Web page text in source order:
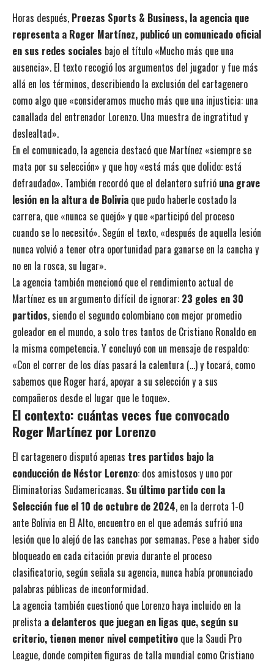
Horas después, Proezas Sports & Business, la agencia que
representa a Roger Martínez, publicó un comunicado oficial
en sus redes sociales bajo el título «Mucho más que una
ausencia». El texto recogió los argumentos del jugador y fue más
allá en los términos, describiendo la exclusión del cartagenero
como algo que «consideramos mucho más que una injusticia: una
canallada del entrenador Lorenzo. Una muestra de ingratitud y
deslealtad».
En el comunicado, la agencia destacó que Martínez «siempre se
mata por su selección» y que hoy «está más que dolido: está
defraudado». También recordó que el delantero sufrió una grave
lesión en la altura de Bolivia que pudo haberle costado la
carrera, que «nunca se quejó» y que «participó del proceso
cuando se lo necesitó». Según el texto, «después de aquella lesión
nunca volvió a tener otra oportunidad para ganarse en la cancha y
no en la rosca, su lugar».
La agencia también mencionó que el rendimiento actual de
Martínez es un argumento difícil de ignorar: 23 goles en 30
partidos, siendo el segundo colombiano con mejor promedio
goleador en el mundo, a solo tres tantos de Cristiano Ronaldo en
la misma competencia. Y concluyó con un mensaje de respaldo:
«Con el correr de los días pasará la calentura (…) y tocará, como
sabemos que Roger hará, apoyar a su selección y a sus
compañeros desde el lugar que le toque».
El contexto: cuántas veces fue convocado
Roger Martínez por Lorenzo
El cartagenero disputó apenas tres partidos bajo la
conducción de Néstor Lorenzo: dos amistosos y uno por
Eliminatorias Sudamericanas. Su último partido con la
Selección fue el 10 de octubre de 2024, en la derrota 1-0
ante Bolivia en El Alto, encuentro en el que además sufrió una
lesión que lo alejó de las canchas por semanas. Pese a haber sido
bloqueado en cada citación previa durante el proceso
clasificatorio, según señala su agencia, nunca había pronunciado
palabras públicas de inconformidad.
La agencia también cuestionó que Lorenzo haya incluido en la
prelista a delanteros que juegan en ligas que, según su
criterio, tienen menor nivel competitivo que la Saudi Pro
League, donde compiten figuras de talla mundial como Cristiano